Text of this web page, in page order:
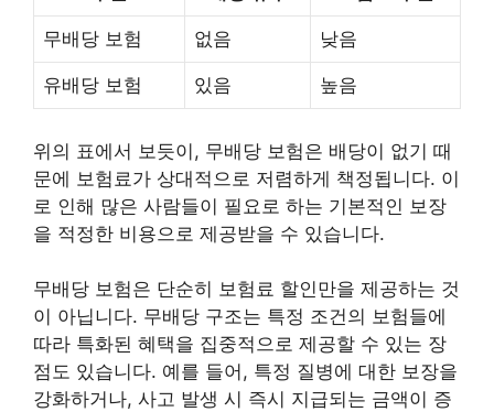
무배당 보험 없음 낮음
유배당 보험 있음 높음
위의 표에서 보듯이, 무배당 보험은 배당이 없기 때
문에 보험료가 상대적으로 저렴하게 책정됩니다. 이
로 인해 많은 사람들이 필요로 하는 기본적인 보장
을 적정한 비용으로 제공받을 수 있습니다.
무배당 보험은 단순히 보험료 할인만을 제공하는 것
이 아닙니다. 무배당 구조는 특정 조건의 보험들에
따라 특화된 혜택을 집중적으로 제공할 수 있는 장
점도 있습니다. 예를 들어, 특정 질병에 대한 보장을
강화하거나, 사고 발생 시 즉시 지급되는 금액이 증